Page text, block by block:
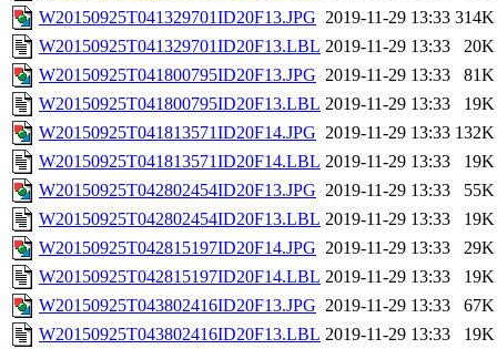
W20150925T041329701ID20F13.JPG 2019-11-29 13:33 314K
W20150925T041329701ID20F13.LBL 2019-11-29 13:33
20K
W20150925T041800795ID20F13.JPG 2019-11-29 13:33
81K
W20150925T041800795ID20F13.LBL 2019-11-29 13:33
19K
W20150925T041813571ID20F14.JPG 2019-11-29 13:33 132K
W20150925T041813571ID20F14.LBL 2019-11-29 13:33
19K
W20150925T042802454ID20F13.JPG 2019-11-29 13:33
55K
W20150925T042802454ID20F13.LBL 2019-11-29 13:33
19K
W20150925T042815197ID20F14.JPG 2019-11-29 13:33
29K
W20150925T042815197ID20F14.LBL 2019-11-29 13:33
19K
W20150925T043802416ID20F13.JPG 2019-11-29 13:33
67K
W20150925T043802416ID20F13.LBL 2019-11-29 13:33
19K